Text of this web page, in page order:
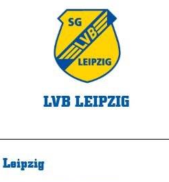
LVB LEIPZIG
Leipzig